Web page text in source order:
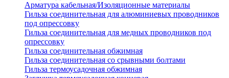
Арматура кабельная/Изоляционные материалы
Гильза соединительная для алюминиевых проводников
под опрессовку
Гильза соединительная для медных проводников под
опрессовку
Гильза соединительная обжимная
Гильза соединительная со срывными болтами
Гильза термоусадочная обжимная